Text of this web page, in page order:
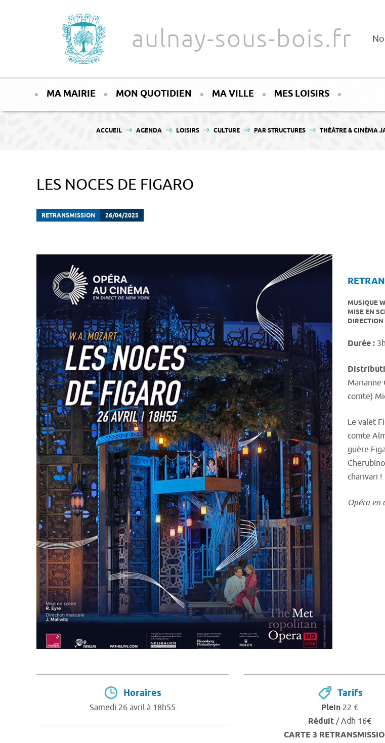
aulnay-sous-bois.fr
MA MAIRIE MON QUOTIDIEN MA VILLE MES LOISIRS
VOUS ÊTES ICI :
ACCUEIL AGENDA LOISIRS CULTURE PAR STRUCTURES THÉÂTRE & CINÉMA
LES NOCES DE FIGARO
RETRANSMISSION 26/04/2025
MUSIQUE
MISE EN
Durée :
Marianne
comte)
Le valet
comte
guère
charivari !
Opéra en
Horaires
Samedi 26 avril à 18h55
Tarifs
Plein 22 €
Réduit / Adh 16€
CARTE 3